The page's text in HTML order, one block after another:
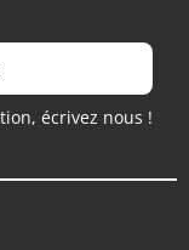
écrivez nous !